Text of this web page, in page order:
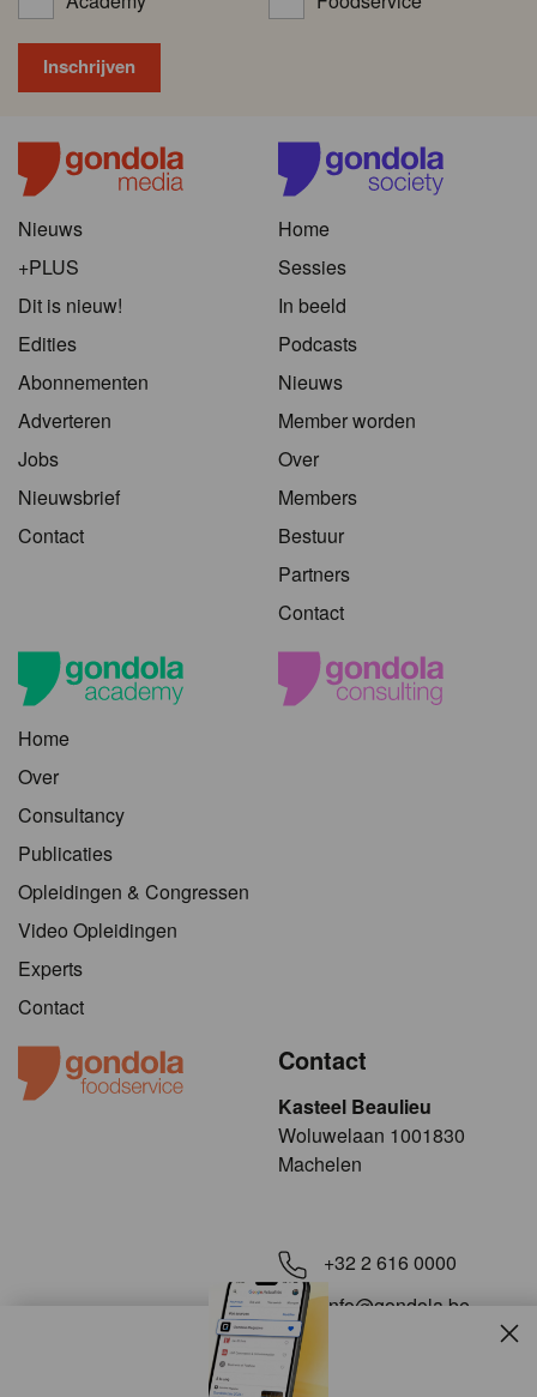
Nieuws
+PLUS
Dit is nieuw!
Edities
Abonnementen
Adverteren
Jobs
Nieuwsbrief
Contact
Home
Sessies
In beeld
Podcasts
Nieuws
Member worden
Over
Members
Bestuur
Partners
Contact
Home
Over
Consultancy
Publicaties
Opleidingen & Congressen
Video Opleidingen
Experts
Contact
Contact
Kasteel Beaulieu
​​​Woluwelaan 1001830
Machelen
+32 2 616 0000
info@gondola.be
Volg ons op